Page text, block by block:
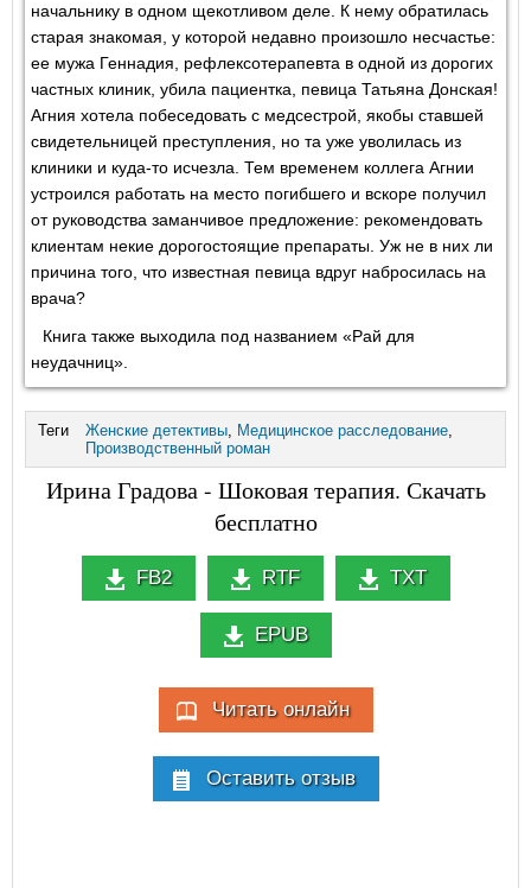
начальнику в одном щекотливом деле. К нему обратилась
старая знакомая, у которой недавно произошло несчастье:
ее мужа Геннадия, рефлексотерапевта в одной из дорогих
частных клиник, убила пациентка, певица Татьяна Донская!
Агния хотела побеседовать с медсестрой, якобы ставшей
свидетельницей преступления, но та уже уволилась из
клиники и куда-то исчезла. Тем временем коллега Агнии
устроился работать на место погибшего и вскоре получил
от руководства заманчивое предложение: рекомендовать
клиентам некие дорогостоящие препараты. Уж не в них ли
причина того, что известная певица вдруг набросилась на
врача?
Книга также выходила под названием «Рай для
неудачниц».
Теги Женские детективы, Медицинское расследование,
Производственный роман
Ирина Градова - Шоковая терапия. Скачать
бесплатно
FB2 RTF TXT
EPUB
Читать онлайн
Оставить отзыв